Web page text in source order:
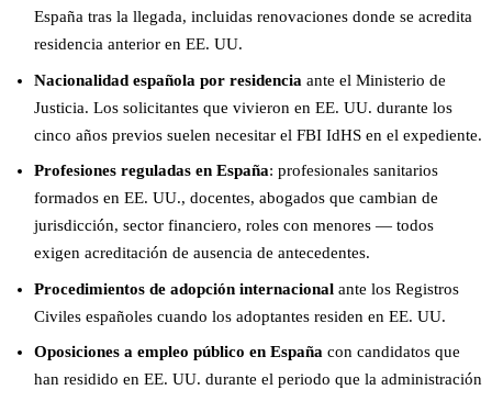
España tras la llegada, incluidas renovaciones donde se acredita
residencia anterior en EE. UU.
Nacionalidad española por residencia ante el Ministerio de
Justicia. Los solicitantes que vivieron en EE. UU. durante los
cinco años previos suelen necesitar el FBI IdHS en el expediente.
Profesiones reguladas en España: profesionales sanitarios
formados en EE. UU., docentes, abogados que cambian de
jurisdicción, sector financiero, roles con menores — todos
exigen acreditación de ausencia de antecedentes.
Procedimientos de adopción internacionalante los Registros
Civiles españoles cuando los adoptantes residen en EE. UU.
Oposiciones a empleo público en Españacon candidatos que
han residido en EE. UU. durante el periodo que la administración